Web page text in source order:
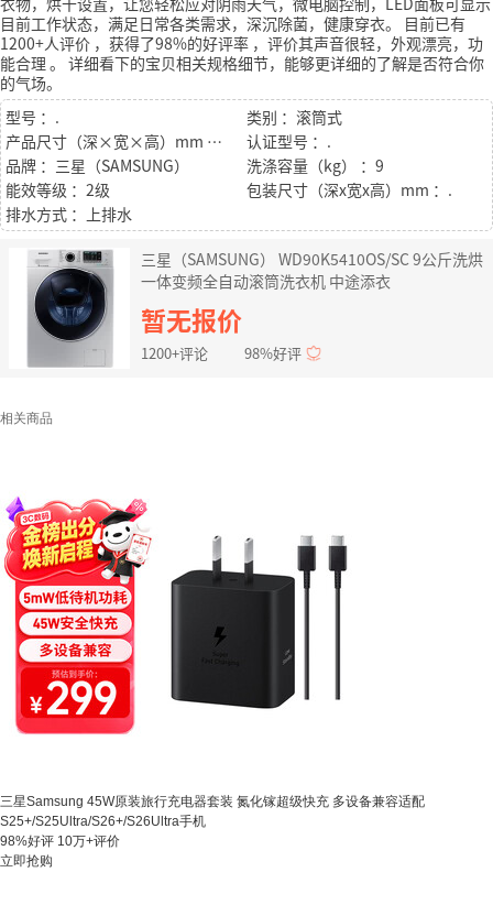
目前工作状态，满足日常各类需求，深沉除菌，健康穿衣。
目前已有
1200+人评价 ，获得了98%的好评率 ，评价其声音很轻，外观漂亮，功
能合理 。 详细看下的宝贝相关规格细节，能够更详细的了解是否符合你
的气场。
型号 ：.
类别 ：滚筒式
产品尺寸（深×宽×高）mm ：.
认证型号 ：.
品牌 ：三星（SAMSUNG）
洗涤容量（kg） ：9
能效等级 ：2级
包装尺寸（深x宽x高）mm ：.
排水方式 ：上排水
三星（SAMSUNG） WD90K5410OS/SC 9公斤洗烘
一体变频全自动滚筒洗衣机 中途添衣
暂无报价
1200+评论 98%好评
相关商品
三星Samsung 45W原装旅行充电器套装 氮化镓超级快充 多设备兼容适配
S25+/S25Ultra/S26+/S26Ultra手机
98%好评 10万+评价
立即抢购